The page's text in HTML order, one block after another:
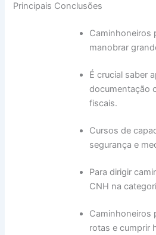
Principais Conclusões
Caminhoneiros
manobrar
É crucial saber
documentação
fiscais.
Cursos de
segurança e
Para dirigir
CNH na
Caminhoneiros
rotas e cumprir